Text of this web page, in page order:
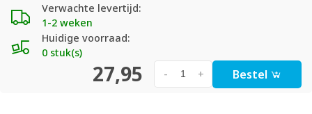
Verwachte levertijd:
1-2 weken
Huidige voorraad:
0 stuk(s)
27,95 +
- Bestel